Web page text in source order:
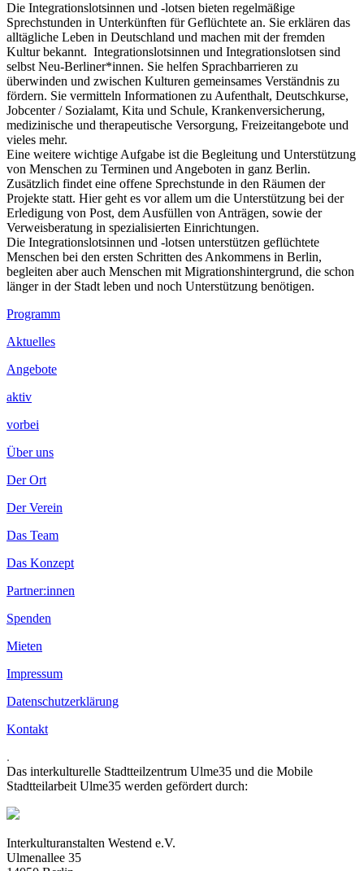
Die Integrationslotsinnen und -lotsen bieten regelmäßige
Sprechstunden in Unterkünften für Geflüchtete an. Sie erklären das
alltägliche Leben in Deutschland und machen mit der fremden
Kultur bekannt. Integrationslotsinnen und Integrationslotsen sind
selbst Neu-Berliner*innen. Sie helfen Sprachbarrieren zu
überwinden und zwischen Kulturen gemeinsames Verständnis zu
fördern. Sie vermitteln Informationen zu Aufenthalt, Deutschkurse,
Jobcenter / Sozialamt, Kita und Schule, Krankenversicherung,
medizinische und therapeutische Versorgung, Freizeitangebote und
vieles mehr.
Eine weitere wichtige Aufgabe ist die Begleitung und Unterstützung
von Menschen zu Terminen und Angeboten in ganz Berlin.
Zusätzlich findet eine offene Sprechstunde in den Räumen der
Projekte statt. Hier geht es vor allem um die Unterstützung bei der
Erledigung von Post, dem Ausfüllen von Anträgen, sowie der
Verweisberatung in spezialisierten Einrichtungen.
Die Integrationslotsinnen und -lotsen unterstützen geflüchtete
Menschen bei den ersten Schritten des Ankommens in Berlin,
begleiten aber auch Menschen mit Migrationshintergrund, die schon
länger in der Stadt leben und noch Unterstützung benötigen.
Footer
Inhalt
Programm
Aktuelles
Angebote
aktiv
vorbei
Über uns
Der Ort
Der Verein
Das Team
Das Konzept
Partner:innen
Spenden
Mieten
Impressum
Datenschutzerklärung
Kontakt
.
Das interkulturelle Stadtteilzentrum Ulme35 und die Mobile
Stadtteilarbeit Ulme35 werden gefördert durch:
Interkulturanstalten Westend e.V.
Ulmenallee 35